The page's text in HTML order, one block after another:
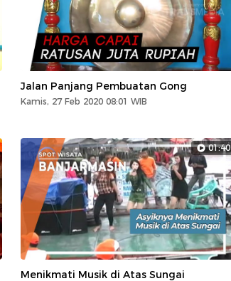
Jalan Panjang Pembuatan Gong
Kamis, 27 Feb 2020 08:01 WIB
01:40
Menikmati Musik di Atas Sungai